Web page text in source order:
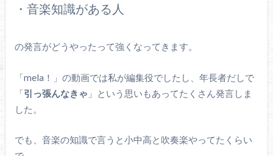
・音楽知識がある人
の発言がどうやったって強くなってきます。
「mela！」の動画では私が編集役でしたし、年長者だしで
「引っ張んなきゃ 」という思いもあってたくさん発言しま
した。
でも、音楽の知識で言うと小中高と吹奏楽やってたくらい